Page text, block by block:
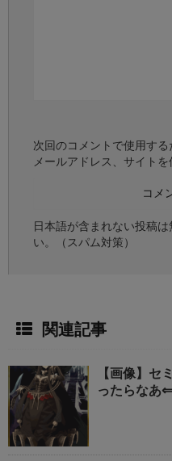
次回のコメントで使用する
メールアドレス、サイトを
日本語が含まれない投稿
い。（スパム対策）
関連記事
【画像】セ
ったらなあ